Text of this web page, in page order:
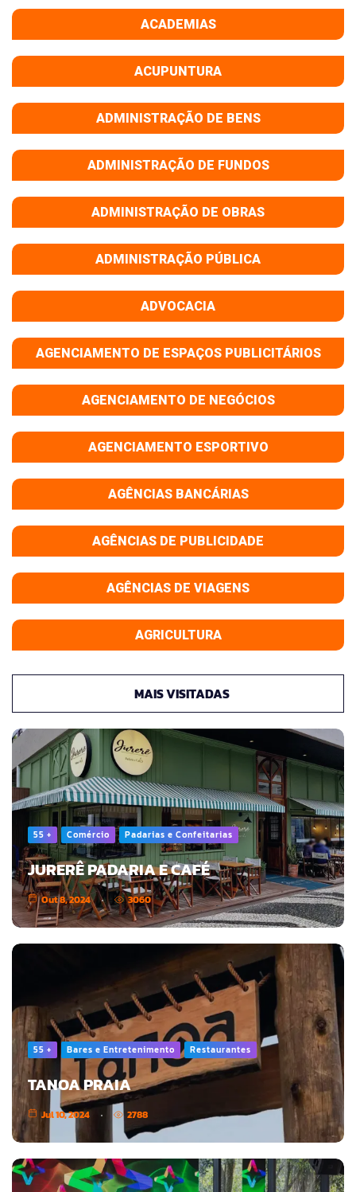
ACADEMIAS
ACUPUNTURA
ADMINISTRAÇÃO DE BENS
ADMINISTRAÇÃO DE FUNDOS
ADMINISTRAÇÃO DE OBRAS
ADMINISTRAÇÃO PÚBLICA
ADVOCACIA
AGENCIAMENTO DE ESPAÇOS PUBLICITÁRIOS
AGENCIAMENTO DE NEGÓCIOS
AGENCIAMENTO ESPORTIVO
AGÊNCIAS BANCÁRIAS
AGÊNCIAS DE PUBLICIDADE
AGÊNCIAS DE VIAGENS
AGRICULTURA
MAIS VISITADAS
55 + Comércio Padarias e Confeitarias
JURERÊ PADARIA E CAFÉ
Out 8, 2024 3060
55 + Bares e Entretenimento Restaurantes
TANOA PRAIA
Jul 10, 2024 2788